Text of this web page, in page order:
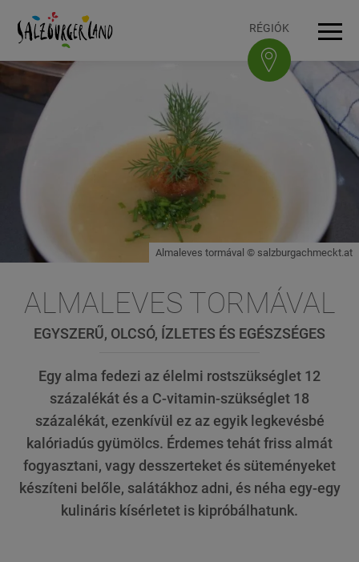
A tartalomhozAccesskey
[0]
A navigációhozAccesskey
[1]
Az oldal tetejéreAccesskey
[2]
A lábléchezAccesskey
[3] RÉGIÓK
Almaleves tormával © salzburgachmeckt.at
ALMALEVES TORMÁVAL
EGYSZERŰ, OLCSÓ, ÍZLETES ÉS EGÉSZSÉGES
Egy alma fedezi az élelmi rostszükséglet 12
százalékát és a C-vitamin-szükséglet 18
százalékát, ezenkívül ez az egyik legkevésbé
kalóriadús gyümölcs. Érdemes tehát friss almát
fogyasztani, vagy desszerteket és süteményeket
készíteni belőle, salátákhoz adni, és néha egy-egy
kulináris kísérletet is kipróbálhatunk.